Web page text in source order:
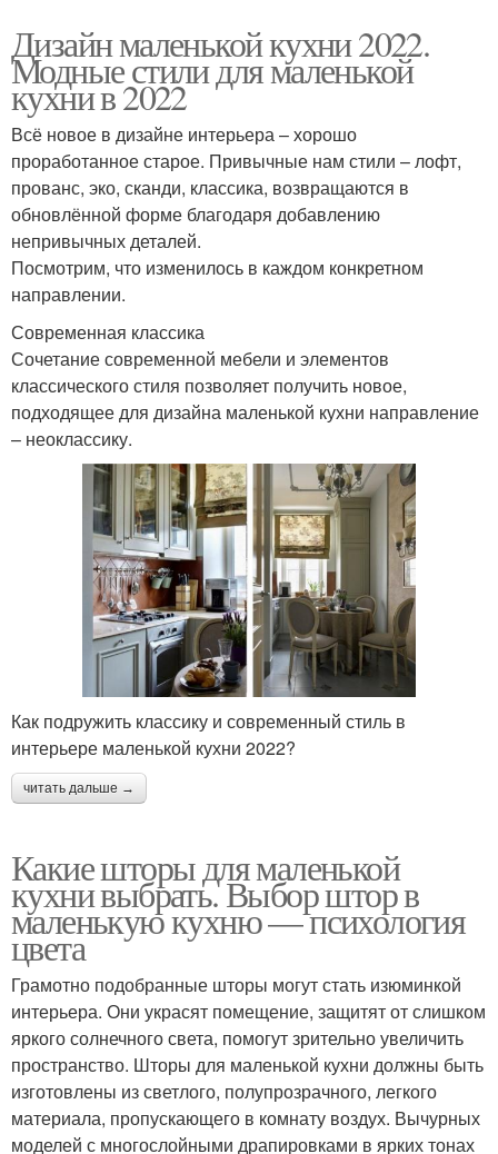
Дизайн маленькой кухни 2022.
Модные стили для маленькой
кухни в 2022
Всё новое в дизайне интерьера – хорошо
проработанное старое. Привычные нам стили – лофт,
прованс, эко, сканди, классика, возвращаются в
обновлённой форме благодаря добавлению
непривычных деталей.
Посмотрим, что изменилось в каждом конкретном
направлении.
Современная классика
Сочетание современной мебели и элементов
классического стиля позволяет получить новое,
подходящее для дизайна маленькой кухни направление
– неоклассику.
Как подружить классику и современный стиль в
интерьере маленькой кухни 2022?
читать дальше →
Какие шторы для маленькой
кухни выбрать. Выбор штор в
маленькую кухню — психология
цвета
Грамотно подобранные шторы могут стать изюминкой
интерьера. Они украсят помещение, защитят от слишком
яркого солнечного света, помогут зрительно увеличить
пространство. Шторы для маленькой кухни должны быть
изготовлены из светлого, полупрозрачного, легкого
материала, пропускающего в комнату воздух. Вычурных
моделей с многослойными драпировками в ярких тонах